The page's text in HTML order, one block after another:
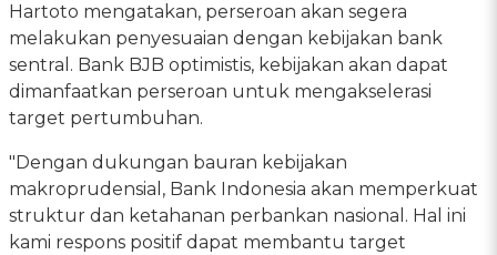
Hartoto mengatakan, perseroan akan segera
melakukan penyesuaian dengan kebijakan bank
sentral. Bank BJB optimistis, kebijakan akan dapat
dimanfaatkan perseroan untuk mengakselerasi
target pertumbuhan.
"Dengan dukungan bauran kebijakan
makroprudensial, Bank Indonesia akan memperkuat
struktur dan ketahanan perbankan nasional. Hal ini
kami respons positif dapat membantu target